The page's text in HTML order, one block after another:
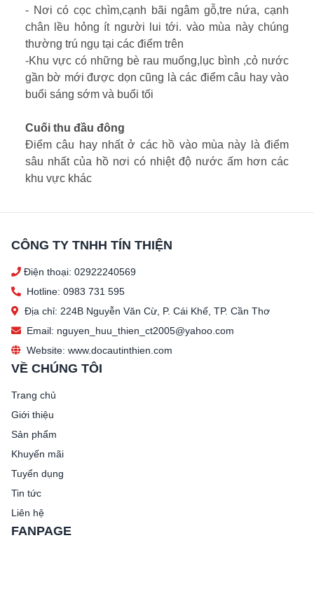
- Nơi có cọc chìm,cạnh bãi ngâm gỗ,tre nứa, cạnh
chân lều hỏng ít người lui tới. vào mùa này chúng
thường trú ngụ tại các điểm trên
-Khu vực có những bè rau muống,lục bình ,cỏ nước
gần bờ mới được dọn cũng là các điểm câu hay vào
buổi sáng sớm và buổi tối
Cuối thu đầu đông
Điểm câu hay nhất ở các hồ vào mùa này là điểm
sâu nhất của hồ nơi có nhiệt độ nước ấm hơn các
khu vực khác
CÔNG TY TNHH TÍN THIỆN
Điện thoại: 02922240569
Hotline: 0983 731 595
Địa chỉ: 224B Nguyễn Văn Cừ, P. Cái Khế, TP. Cần Thơ
Email: nguyen_huu_thien_ct2005@yahoo.com
Website: www.docautinthien.com
VỀ CHÚNG TÔI
Trang chủ
Giới thiệu
Sản phẩm
Khuyến mãi
Tuyển dụng
Tin tức
Liên hệ
FANPAGE